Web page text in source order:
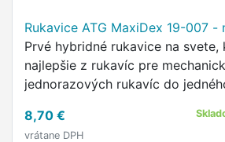
Rukavice ATG MaxiDex 19-007 -
Prvé hybridné rukavice na
najlepšie z rukavíc pre
jednorazových rukavíc do
patentovanej…
8,70 €
vrátane DPH